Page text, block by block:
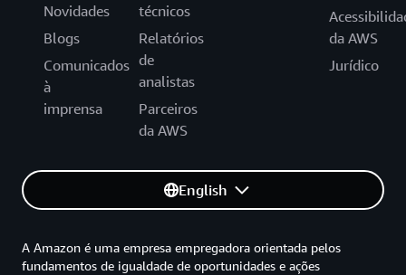
Novidades
Blogs
Comunicados
à
imprensa
técnicos
Relatórios
de
analistas
Parceiros
da AWS
da AWS
Jurídico
English
A Amazon é uma empresa empregadora orientada pelos
fundamentos de igualdade de oportunidades e ações